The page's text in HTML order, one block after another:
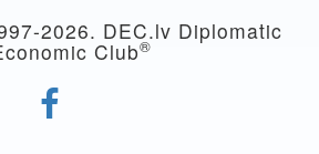
2026. DEC.lv Diplomatic
Club®